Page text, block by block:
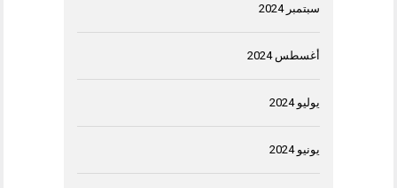
سبتمبر 2024
أغسطس 2024
يوليو 2024
يونيو 2024